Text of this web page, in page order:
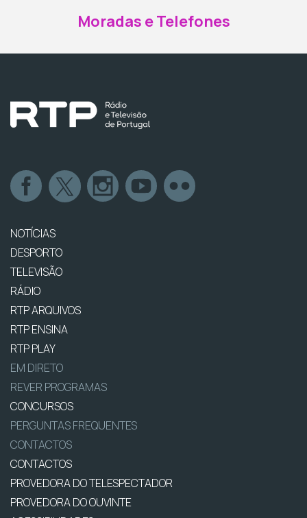
Moradas e Telefones
NOTÍCIAS
DESPORTO
TELEVISÃO
RÁDIO
RTP ARQUIVOS
RTP ENSINA
RTP PLAY
EM DIRETO
REVER PROGRAMAS
CONCURSOS
PERGUNTAS FREQUENTES
CONTACTOS
CONTACTOS
PROVEDORA DO TELESPECTADOR
PROVEDORA DO OUVINTE